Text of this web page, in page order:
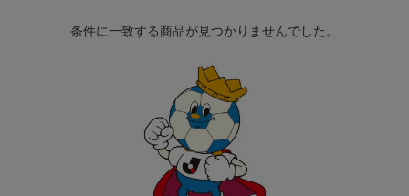
条件に一致する商品が見つかりませんでした。